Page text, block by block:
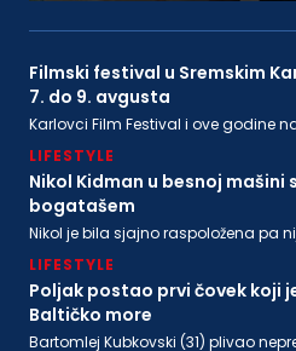
Filmski festival u Sremskim
7. do 9. avgusta
Karlovci Film Festival i ove godine
savremenog autorskog izraza
LIFESTYLE
Nikol Kidman u besnoj mašini
bogatašem
Nikol je bila sjajno raspoložena pa
biznismenaMajkla Rajstina (55) koji
viđa u društvu oskarovke
LIFESTYLE
Poljak postao prvi čovek koji
Baltičko more
Bartomlej Kubkovski (31) plivao